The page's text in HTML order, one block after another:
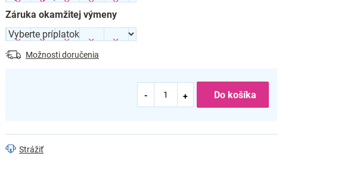
Záruka okamžitej výmeny
Možnosti doručenia
Do košíka
Strážiť